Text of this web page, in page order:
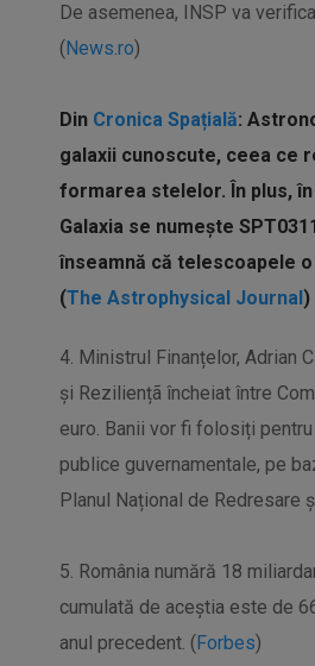
De asemenea, INSP va
(News.ro)
Din Cronica Spațială:
galaxii cunoscute, ceea ce
formarea stelelor. În plus,
Galaxia se numește
înseamnă că telescoapele o
(The Astrophysical Journal)
4. Ministrul Finanțelor, Adrian
și Reziliențã încheiat între
euro. Banii vor fi folosiți
publice guvernamentale, pe
Planul Național de Redresare
5. România numără 18
cumulată de aceștia este de
anul precedent. (Forbes)